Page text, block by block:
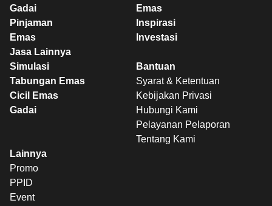
Gadai
Pinjaman
Emas
Jasa Lainnya
Emas
Inspirasi
Investasi
Simulasi
Tabungan Emas
Cicil Emas
Gadai
Bantuan
Syarat & Ketentuan
Kebijakan Privasi
Hubungi Kami
Pelayanan Pelaporan
Tentang Kami
Lainnya
Promo
PPID
Event